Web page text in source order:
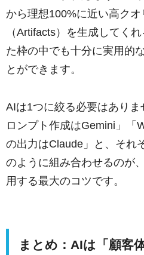
から理想100%に近い高クオ
（Artifacts）を生成してく
た枠の中でも十分に実用的
とができます。
AIは1つに絞る必要はあり
ロンプト作成はGemini」「
の出力はClaude」と、それ
のように組み合わせるのが
用する最大のコツです。
まとめ：AIは「顧客